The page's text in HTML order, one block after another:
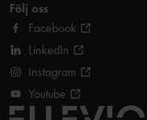
Följ oss
Facebook
LinkedIn
Instagram
Youtube